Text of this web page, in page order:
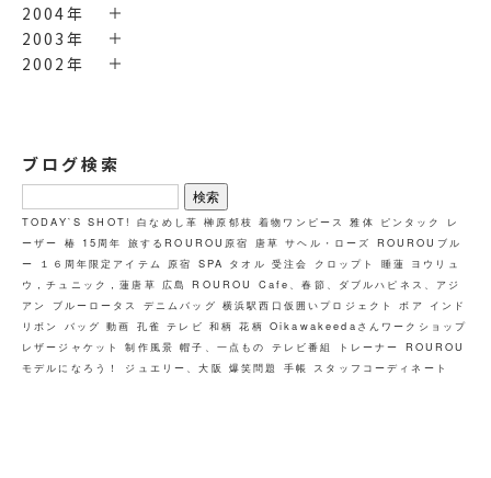
2004年
2003年
2002年
ブログ検索
検
索:
TODAY`S SHOT! 白なめし革 榊原郁枝 着物ワンピース 雅体 ピンタック
レ
ーザー 椿 15周年 旅するROUROU原宿 唐草 サヘル・ローズ ROUROUブル
ー
１６周年限定アイテム 原宿 SPA タオル 受注会 クロップト 睡蓮 ヨウリュ
ウ，チュニック，蓮唐草 広島
ROUROU Cafe、春節、ダブルハピネス、アジ
アン
ブルーロータス デニムバッグ 横浜駅西口仮囲いプロジェクト ボア インド
リボン
バッグ 動画 孔雀 テレビ 和柄 花柄 Oikawakeedaさんワークショップ
レザージャケット
制作風景 帽子、一点もの テレビ番組 トレーナー ROUROU
モデルになろう！
ジュエリー、大阪 爆笑問題 手帳 スタッフコーディネート